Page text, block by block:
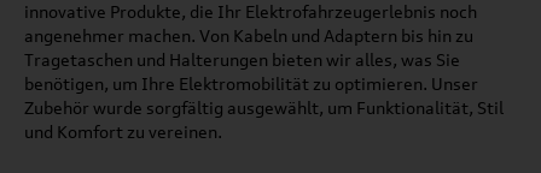
innovative Produkte, die Ihr Elektrofahrzeugerlebnis noch
angenehmer machen. Von Kabeln und Adaptern bis hin zu
Tragetaschen und Halterungen bieten wir alles, was Sie
benötigen, um Ihre Elektromobilität zu optimieren. Unser
Zubehör wurde sorgfältig ausgewählt, um Funktionalität, Stil
und Komfort zu vereinen.